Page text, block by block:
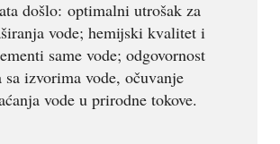
došlo: optimalni utrošak za
vode; hemijski kvalitet i
same vode; odgovornost
sa izvorima vode, očuvanje
vode u prirodne tokove.